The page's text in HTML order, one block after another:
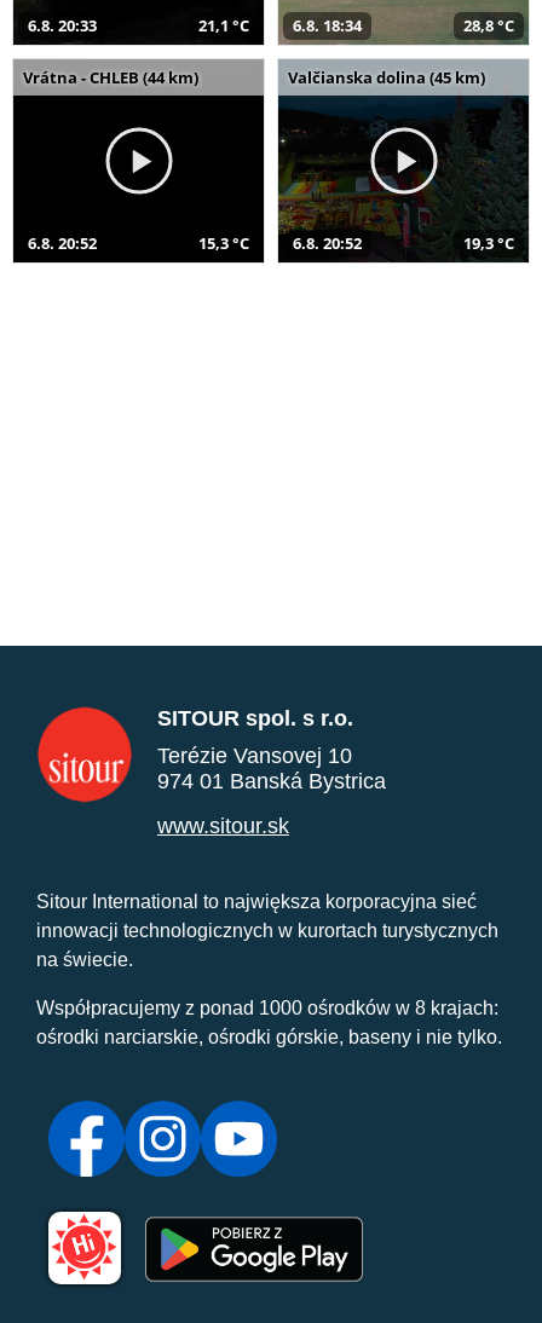
6.8. 20:33 21,1 °C 6.8. 18:34 28,8 °C
Vrátna - CHLEB (44 km)
6.8. 20:52 15,3 °C
Valčianska dolina (45 km)
6.8. 20:52 19,3 °C
SITOUR spol. s r.o.
Terézie Vansovej 10
974 01 Banská Bystrica
www.sitour.sk
Sitour International to największa korporacyjna sieć
innowacji technologicznych w kurortach turystycznych
na świecie.
Współpracujemy z ponad 1000 ośrodków w 8 krajach:
ośrodki narciarskie, ośrodki górskie, baseny i nie tylko.